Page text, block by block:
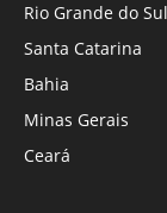
Rio Grande do Sul
Santa Catarina
Bahia
Minas Gerais
Ceará